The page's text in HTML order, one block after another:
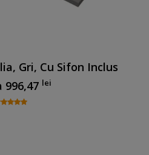
Gri, Cu Sifon Inclus
996,47 lei